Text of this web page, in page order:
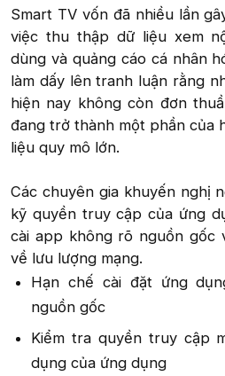
Smart TV vốn đã nhiều lần
việc thu thập dữ liệu xem
dùng và quảng cáo cá nhân
làm dấy lên tranh luận rằng
hiện nay không còn đơn
đang trở thành một phần của
liệu quy mô lớn.
Các chuyên gia khuyến nghị
kỹ quyền truy cập của ứng
cài app không rõ nguồn gốc
về lưu lượng mạng.​
Hạn chế cài đặt ứng
nguồn gốc​
Kiểm tra quyền truy cập
dụng của ứng dụng​